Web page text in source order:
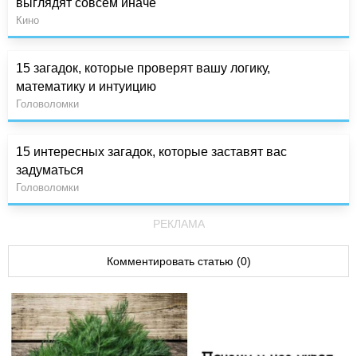
выглядят совсем иначе
Кино
15 загадок, которые проверят вашу логику,
математику и интуицию
Головоломки
15 интересных загадок, которые заставят вас
задуматься
Головоломки
РЕКЛАМА
Комментировать статью (0)